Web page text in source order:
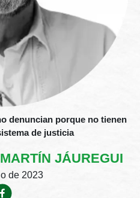
denuncian porque no tienen
de justicia
JÁUREGUI
de 2023